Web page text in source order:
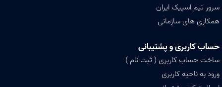
سرور تیم اسپیک ایران
همکاری های سازمانی
حساب کاربری و پشتیبانی
ساخت حساب کاربری ( ثبت نام )
ورود به ناحیه کاربری